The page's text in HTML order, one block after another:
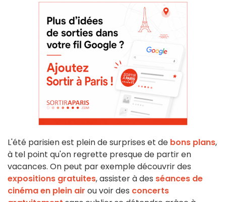
L'été parisien est plein de surprises et de bons plans,
à tel point qu'on regrette presque de partir en
vacances. On peut par exemple découvrir des
expositions gratuites, assister à des séances de
cinéma en plein air ou voir des concerts